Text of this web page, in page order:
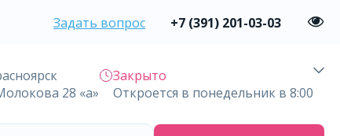
Задать вопрос +7 (391) 201-03-03
28 «а»
Закрыто
Откроется в понедельник в 8:00